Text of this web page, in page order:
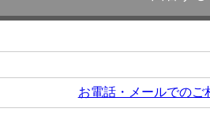
お電話・メールでのご